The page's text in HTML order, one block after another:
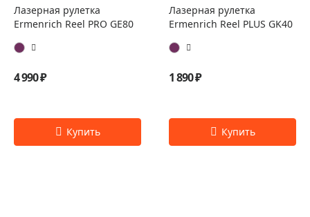
Лазерная рулетка
Ermenrich Reel PRO GE80
4 990 ₽
Лазерная рулетка
Ermenrich Reel PLUS GK40
1 890 ₽